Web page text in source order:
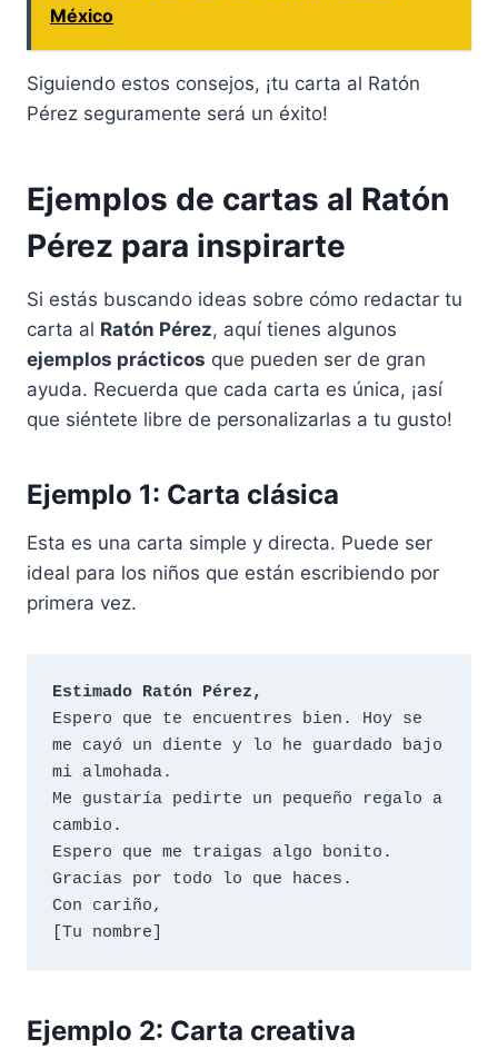
México
Siguiendo estos consejos, ¡tu carta al Ratón
Pérez seguramente será un éxito!
Ejemplos de cartas al Ratón
Pérez para inspirarte
Si estás buscando ideas sobre cómo redactar tu
carta al Ratón Pérez, aquí tienes algunos
ejemplos prácticos que pueden ser de gran
ayuda. Recuerda que cada carta es única, ¡así
que siéntete libre de personalizarlas a tu gusto!
Ejemplo 1: Carta clásica
Esta es una carta simple y directa. Puede ser
ideal para los niños que están escribiendo por
primera vez.
Estimado Ratón Pérez,
Espero que te encuentres bien. Hoy se
me cayó un diente y lo he guardado bajo
mi almohada.
Me gustaría pedirte un pequeño regalo a
cambio.
Espero que me traigas algo bonito.
Gracias por todo lo que haces.
Con cariño,
Ejemplo 2: Carta creativa